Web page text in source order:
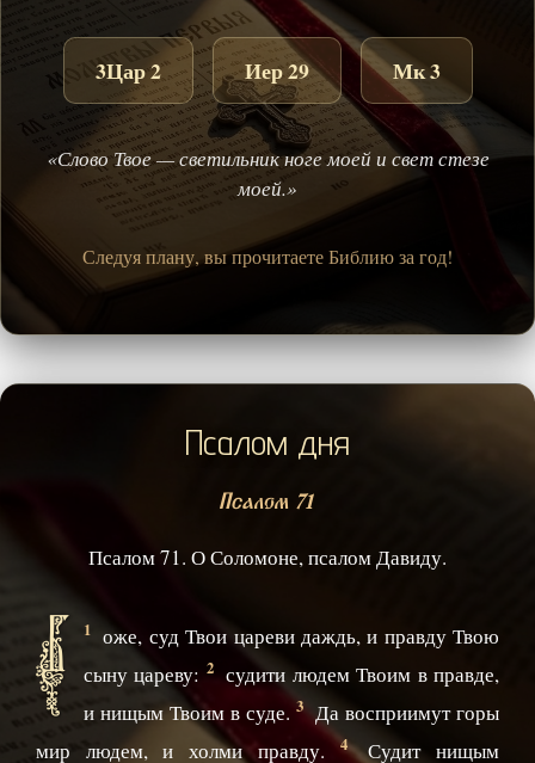
3Цар 2 Иер 29 Мк 3
«Слово Твое — светильник ноге моей и свет стезе
моей.»
Следуя плану, вы прочитаете Библию за год!
Псалом дня
Псалом 71
Псалом 71. О Соломоне, псалом Давиду.
1
Б
оже, суд Твои цареви даждь, и правду Твою
сыну цареву: 2 судити людем Твоим в правде,
и нищым Твоим в суде. 3 Да восприимут горы
мир людем, и холми правду.4 Судит нищым